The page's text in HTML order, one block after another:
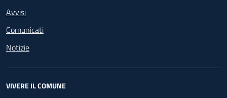
Avvisi
Comunicati
Notizie
VIVERE IL COMUNE